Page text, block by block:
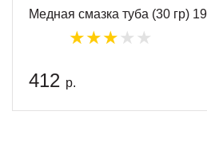
Медная смазка туба (30 гр)
412 р.